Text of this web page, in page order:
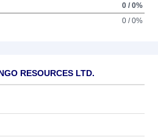
0 / 0%
0 / 0%
RESOURCES LTD.